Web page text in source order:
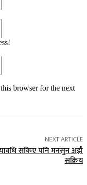
browser for the next
NEXT ARTICLE
सकिए पनि मनसुन अझै
सक्रिय